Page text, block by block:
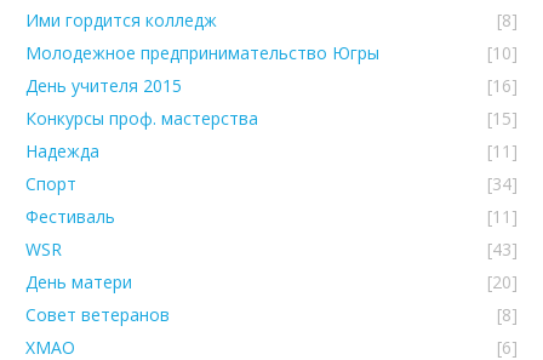
Ими гордится колледж
[8]
Молодежное предпринимательство Югры
[10]
День учителя 2015
[16]
Конкурсы проф. мастерства
[15]
Надежда
[11]
Спорт
[34]
Фестиваль
[11]
WSR
[43]
День матери
[20]
Совет ветеранов
[8]
ХМАО
[6]